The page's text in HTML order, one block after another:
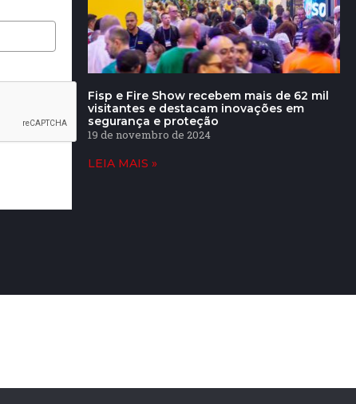
Fisp e Fire Show recebem mais de 62 mil
visitantes e destacam inovações em
segurança e proteção
19 de novembro de 2024
LEIA MAIS »